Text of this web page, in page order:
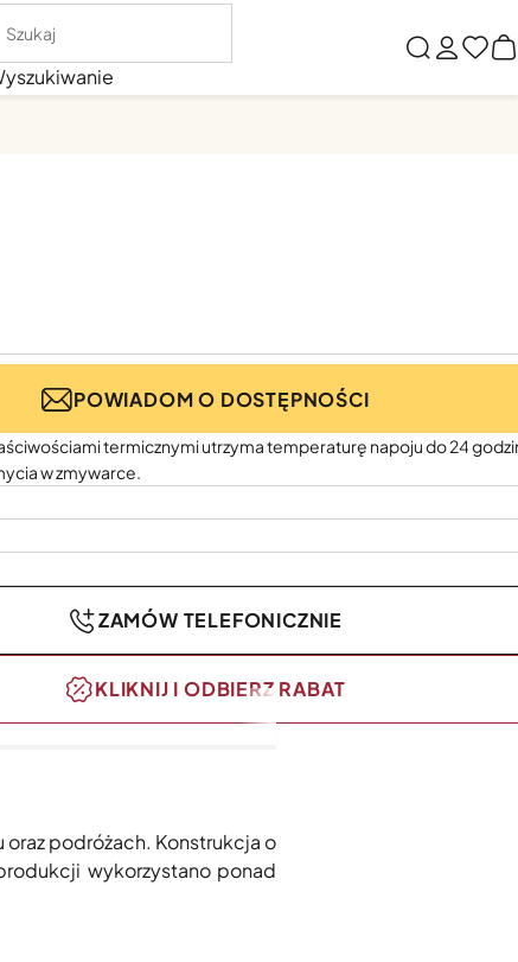
POWIADOM O DOSTĘPNOŚCI
termicznymi utrzyma temperaturę napoju do 24
w zmywarce.
ZAMÓW TELEFONICZNIE
KLIKNIJ I ODBIERZ RABAT
podróżach. Konstrukcja o
wykorzystano ponad